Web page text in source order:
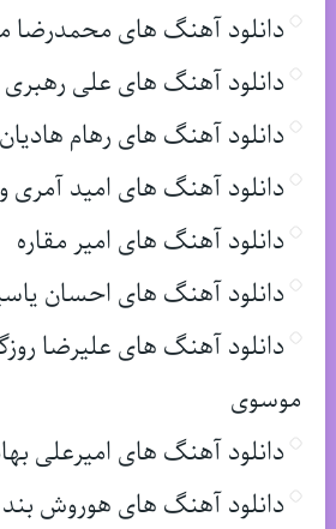
دانلود آهنگ های محمدرضا
دانلود آهنگ های علی رهبری
دانلود آهنگ های رهام هادیان
دانلود آهنگ های امید
دانلود آهنگ های امیر مقاره
دانلود آهنگ های احسان
دانلود آهنگ های علیرضا
موسوی
دانلود آهنگ های امیرعلی
دانلود آهنگ های هوروش